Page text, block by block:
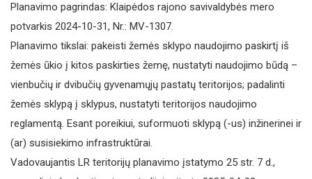
Planavimo pagrindas: Klaipėdos rajono savivaldybės mero
potvarkis 2024-10-31, Nr.: MV-1307.
Planavimo tikslai: pakeisti žemės sklypo naudojimo paskirtį iš
žemės ūkio į kitos paskirties žemę, nustatyti naudojimo būdą –
vienbučių ir dvibučių gyvenamųjų pastatų teritorijos; padalinti
žemės sklypą į sklypus, nustatyti teritorijos naudojimo
reglamentą. Esant poreikiui, suformuoti sklypą (-us) inžinerinei ir
(ar) susisiekimo infrastruktūrai.
Vadovaujantis LR teritorijų planavimo įstatymo 25 str. 7 d.,